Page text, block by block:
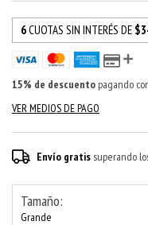
6CUOTAS SIN INTERÉS DE
15% de descuento pagando
VER MEDIOS DE PAGO
Envío gratis superando
Tamaño:
Grande